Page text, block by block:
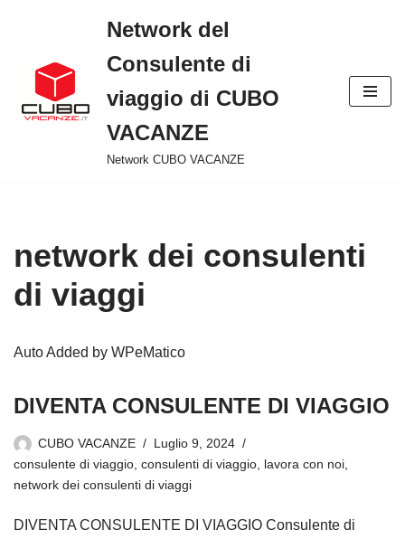
contenuto
Network del
Consulente di
viaggio di CUBO
VACANZE
Network CUBO VACANZE
network dei consulenti
di viaggi
Auto Added by WPeMatico
DIVENTA CONSULENTE DI VIAGGIO
CUBO VACANZE
Luglio 9, 2024
consulente di viaggio consulenti di viaggio lavora con noi
network dei consulenti di viaggi
DIVENTA CONSULENTE DI VIAGGIO Consulente di